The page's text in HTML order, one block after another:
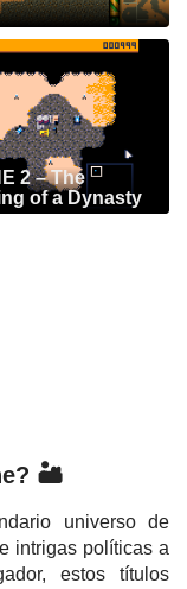
2 – The
of a Dynasty
🏜️
universo de
intrigas políticas a
estos títulos